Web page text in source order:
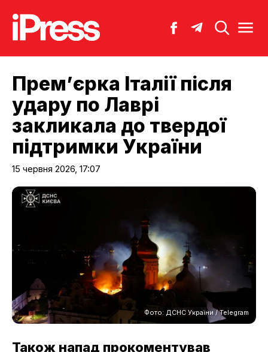
Прем’єрка Італії після
удару по Лаврі
закликала до твердої
підтримки України
15 червня 2026, 17:07
Фото: ДСНС України / Telegram
Також напад прокоментував